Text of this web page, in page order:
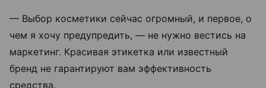
— Выбор косметики сейчас огромный, и первое, о
чем я хочу предупредить, — не нужно вестись на
маркетинг. Красивая этикетка или известный
бренд не гарантируют вам эффективность
средства.